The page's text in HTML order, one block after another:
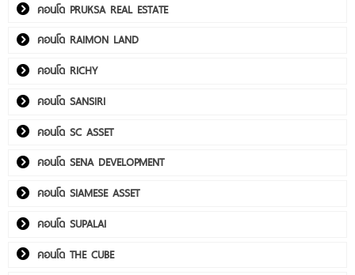
คอนโด PRUKSA REAL ESTATE
คอนโด RAIMON LAND
คอนโด RICHY
คอนโด SANSIRI
คอนโด SC ASSET
คอนโด SENA DEVELOPMENT
คอนโด SIAMESE ASSET
คอนโด SUPALAI
คอนโด THE CUBE